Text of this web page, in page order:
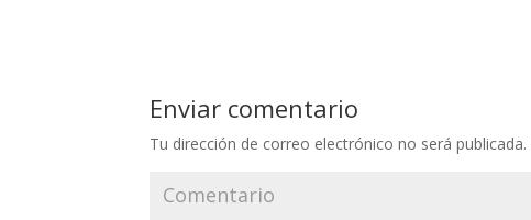
Enviar comentario
Tu dirección de correo electrónico no será publicada.